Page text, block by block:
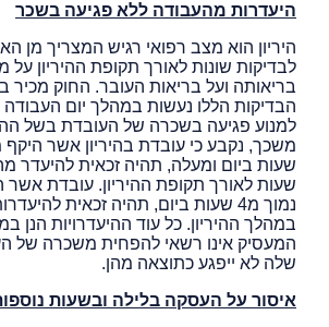
היעדרות מהעבודה ללא פגיעה בשכר
היריון הוא מצב רפואי רגיש המצריך מן
לבדיקות שונות לאורך תקופת ההיריון
בריאותה ועל בריאות העובר. החוק מכיר
הבדיקות הללו נעשות במהלך יום העבודה
למנוע פגיעה בשכרה של העובדת בשל
שעות לאורך תקופת ההיריון. עובדת
במהלך ההיריון. כל עוד ההיעדרויות הנן
המעסיק אינו רשאי להפחית משכרה של
שלה לא ייפגע כתוצאה מהן.
איסור על העסקה בלילה ובשעות